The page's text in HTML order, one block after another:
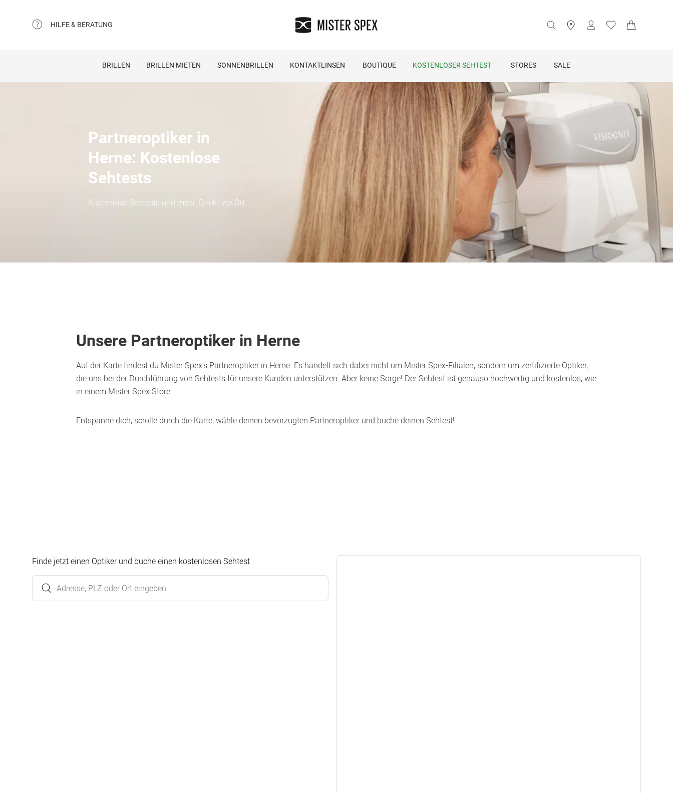
HILFE & BERATUNG
BRILLEN BRILLEN MIETEN SONNENBRILLEN KONTAKTLINSEN BOUTIQUE KOSTENLOSER SEHTEST STORES SALE
Partneroptiker in
Herne: Kostenlose
Sehtests
Kostenlose Sehtests und mehr. Direkt vor Ort.
Unsere Partneroptiker in Herne
Auf der Karte findest du Mister Spex's Partneroptiker in Herne. Es handelt sich dabei nicht um Mister Spex-Filialen, sondern um zertifizierte Optiker,
die uns bei der Durchführung von Sehtests für unsere Kunden unterstützen. Aber keine Sorge! Der Sehtest ist genauso hochwertig und kostenlos, wie
in einem Mister Spex Store.
Entspanne dich, scrolle durch die Karte, wähle deinen bevorzugten Partneroptiker und buche deinen Sehtest!
Finde jetzt einen Optiker und buche einen kostenlosen Sehtest